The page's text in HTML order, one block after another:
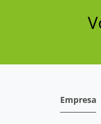
Empresa